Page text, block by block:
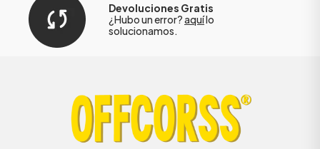
Devoluciones Gratis
¿Hubo un error?aquílo
solucionamos.